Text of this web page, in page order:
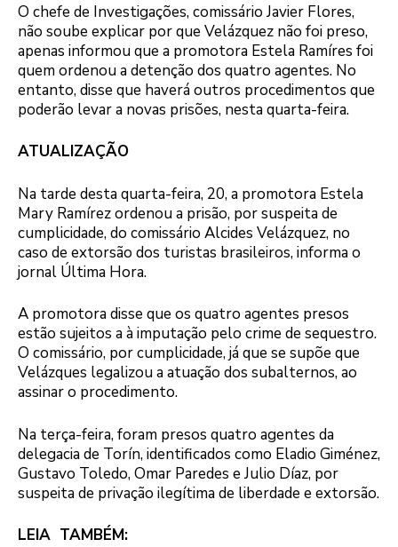
O chefe de Investigações, comissário Javier Flores,
não soube explicar por que Velázquez não foi preso,
apenas informou que a promotora Estela Ramíres foi
quem ordenou a detenção dos quatro agentes. No
entanto, disse que haverá outros procedimentos que
poderão levar a novas prisões, nesta quarta-feira.
ATUALIZAÇÃO
Na tarde desta quarta-feira, 20, a promotora Estela
Mary Ramírez ordenou a prisão, por suspeita de
cumplicidade, do comissário Alcides Velázquez, no
caso de extorsão dos turistas brasileiros, informa o
jornal Última Hora.
A promotora disse que os quatro agentes presos
estão sujeitos a à imputação pelo crime de sequestro.
O comissário, por cumplicidade, já que se supõe que
Velázques legalizou a atuação dos subalternos, ao
assinar o procedimento.
Na terça-feira, foram presos quatro agentes da
delegacia de Torín, identificados como Eladio Giménez,
Gustavo Toledo, Omar Paredes e Julio Díaz, por
suspeita de privação ilegítima de liberdade e extorsão.
LEIA TAMBÉM: